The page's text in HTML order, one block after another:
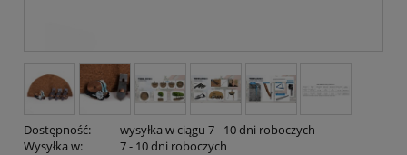
Dostępność:
wysyłka w ciągu 7 - 10 dni roboczych
Wysyłka w:
7 - 10 dni roboczych